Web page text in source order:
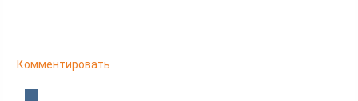
Комментировать